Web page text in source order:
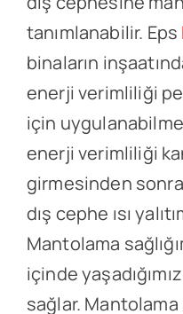
tanımlanabilir. Eps
binaların
enerji verimliliği
için
enerji verimliliği
girmesinden
dış cephe ısı
Mantolama
içinde
sağlar.